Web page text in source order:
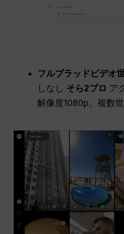
フルブラッドビデオ
しなし そら2プロ ア
解像度1080p、複数